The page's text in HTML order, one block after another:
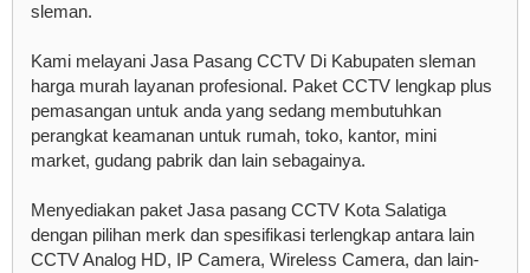
sleman.
Kami melayani Jasa Pasang CCTV Di Kabupaten sleman
harga murah layanan profesional. Paket CCTV lengkap plus
pemasangan untuk anda yang sedang membutuhkan
perangkat keamanan untuk rumah, toko, kantor, mini
market, gudang pabrik dan lain sebagainya.
Menyediakan paket Jasa pasang CCTV Kota Salatiga
dengan pilihan merk dan spesifikasi terlengkap antara lain
CCTV Analog HD, IP Camera, Wireless Camera, dan lain-